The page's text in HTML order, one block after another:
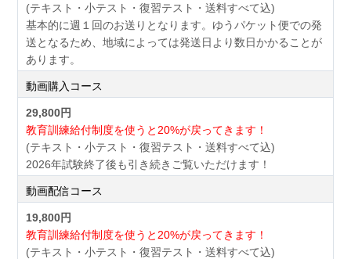
(テキスト・小テスト・復習テスト・送料すべて込)
基本的に週１回のお送りとなります。ゆうパケット便での発
送となるため、地域によっては発送日より数日かかることが
あります。
動画購入コース
29,800円
教育訓練給付制度を使うと20%が戻ってきます！
(テキスト・小テスト・復習テスト・送料すべて込)
2026年試験終了後も引き続きご覧いただけます！
動画配信コース
19,800円
教育訓練給付制度を使うと20%が戻ってきます！
(テキスト・小テスト・復習テスト・送料すべて込)